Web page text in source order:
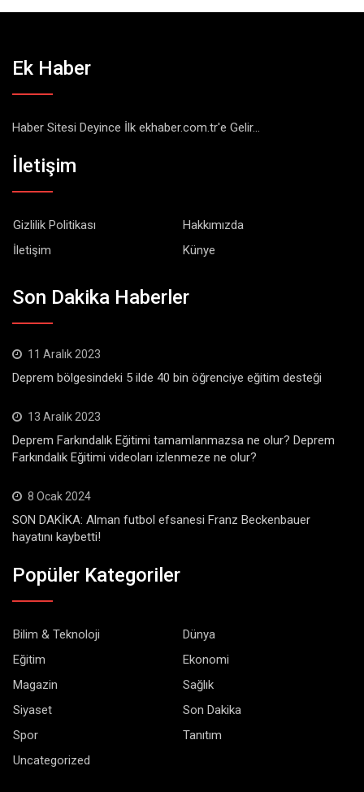
Ek Haber
Haber Sitesi Deyince İlk ekhaber.com.tr'e Gelir...
İletişim
Gizlilik Politikası
Hakkımızda
İletişim
Künye
Son Dakika Haberler
11 Aralık 2023
Deprem bölgesindeki 5 ilde 40 bin öğrenciye eğitim desteği
13 Aralık 2023
Deprem Farkındalık Eğitimi tamamlanmazsa ne olur? Deprem
Farkındalık Eğitimi videoları izlenmeze ne olur?
8 Ocak 2024
SON DAKİKA: Alman futbol efsanesi Franz Beckenbauer
hayatını kaybetti!
Popüler Kategoriler
Bilim & Teknoloji
Dünya
Eğitim
Ekonomi
Magazin
Sağlık
Siyaset
Son Dakika
Spor
Tanıtım
Uncategorized